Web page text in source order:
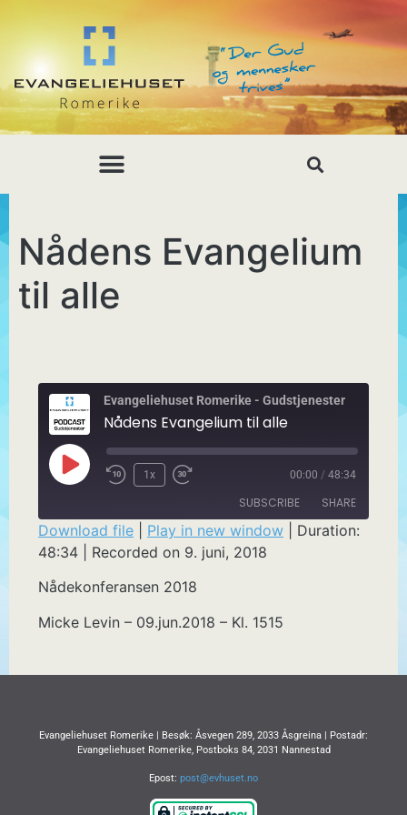
Nådens Evangelium
til alle
Evangeliehuset Romerike - Gudstjenester
Nådens Evangelium til alle
1x 00:00 / 48:34
SUBSCRIBE SHARE
SHARE
LINK
EMBED
Download file Play in new window
Duration:
48:34
Recorded on 9. juni, 2018
Nådekonferansen 2018
Micke Levin – 09.jun.2018 – Kl. 1515
Evangeliehuset Romerike | Besøk: Åsvegen 289, 2033 Åsgreina | Postadr:
Evangeliehuset Romerike, Postboks 84, 2031 Nannestad
Epost: post@evhuset.no